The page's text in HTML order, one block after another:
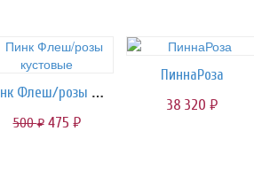
Пинк Флеш/розы кустовые
500руб. 475 руб.
ПиннаРоза
38 320 руб.